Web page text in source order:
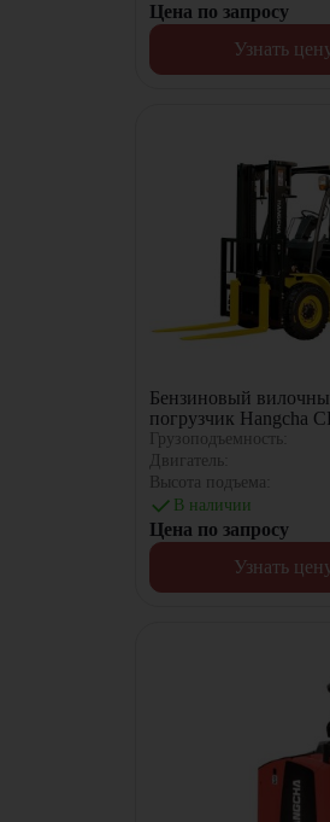
Цена по запросу
Узнать
Бензиновый
погрузчик Hangcha
XW21F
Грузоподъемность:
Двигатель:
Высота подъема:
В наличии
Цена по запросу
Узнать